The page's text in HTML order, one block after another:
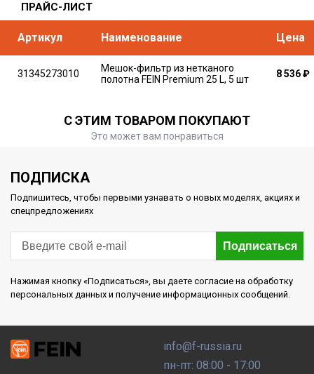
ПРАЙС-ЛИСТ
Артикул Наименование Цена
31345273010
Мешок-фильтр из нетканого
полотна FEIN Premium 25 L, 5 шт
8 536₽
С ЭТИМ ТОВАРОМ ПОКУПАЮТ
Это может вам понравиться
ПОДПИСКА
Подпишитесь, чтобы первыми узнавать о новых моделях, акциях и
спецпредложениях
Подписаться
Нажимая кнопку «Подписаться», вы даете согласие на обработку
персональных данных и получение информационных сообщений.
info@f-russia.ru
пн-пт: 08:00 - 17:00